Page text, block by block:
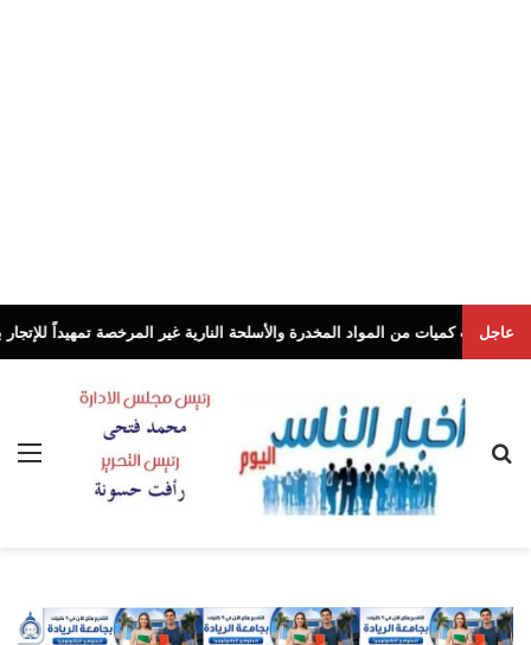
عاجل
المواد المخدرة والأسلحة النارية غير المرخصة تمهيداً للإتجار بها أخبار
بحث عن